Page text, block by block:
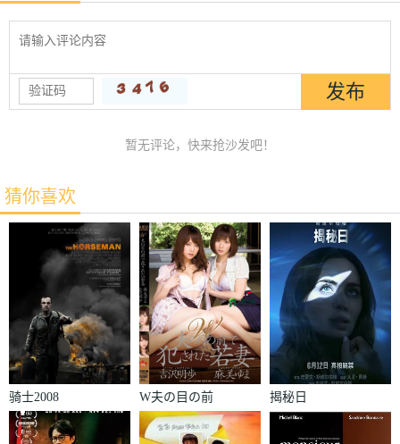
暂无评论，快来抢沙发吧！
猜你喜欢
骑士2008
W夫の目の前
で犯された若
揭秘日